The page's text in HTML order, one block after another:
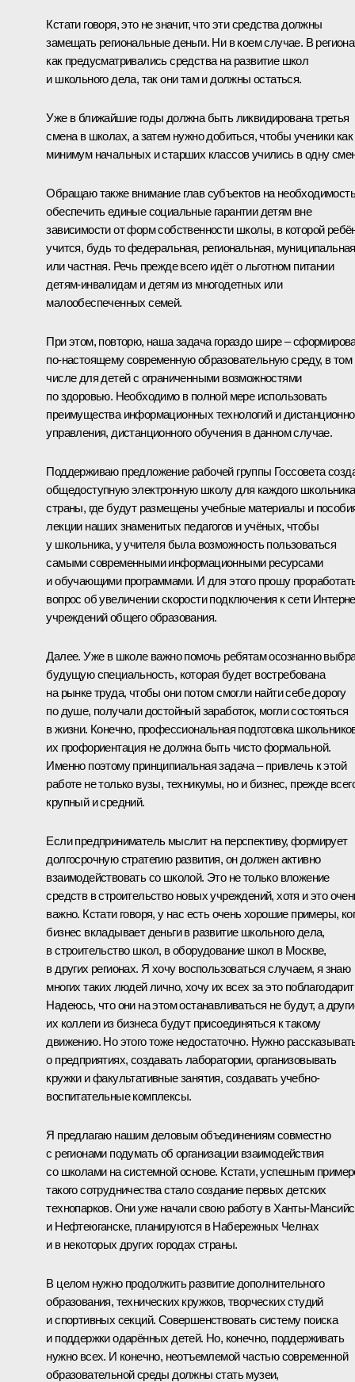
Кстати говоря, это не значит, что эти средства должны
замещать региональные деньги. Ни в коем случае. В
как предусматривались средства на развитие школ
и школьного дела, так они там и должны остаться.
Уже в ближайшие годы должна быть ликвидирована третья
смена в школах, а затем нужно добиться, чтобы ученики как
минимум начальных и старших классов учились в одну
Обращаю также внимание глав субъектов на необходимость
обеспечить единые социальные гарантии детям вне
зависимости от форм собственности школы, в которой
учится, будь то федеральная, региональная, муниципальная
или частная. Речь прежде всего идёт о льготном питании
детям-инвалидам и детям из многодетных или
малообеспеченных семей.
При этом, повторю, наша задача гораздо шире –
по‑настоящему современную образовательную среду, в том
числе для детей с ограниченными возможностями
по здоровью. Необходимо в полной мере использовать
преимущества информационных технологий и
управления, дистанционного обучения в данном случае.
Поддерживаю предложение рабочей группы Госсовета
общедоступную электронную школу для каждого школьника
страны, где будут размещены учебные материалы и
лекции наших знаменитых педагогов и учёных, чтобы
у школьника, у учителя была возможность пользоваться
самыми современными информационными ресурсами
и обучающими программами. И для этого прошу
вопрос об увеличении скорости подключения к сети
учреждений общего образования.
Далее. Уже в школе важно помочь ребятам осознанно
будущую специальность, которая будет востребована
на рынке труда, чтобы они потом смогли найти себе дорогу
по душе, получали достойный заработок, могли состояться
в жизни. Конечно, профессиональная подготовка
их профориентация не должна быть чисто формальной.
Именно поэтому принципиальная задача – привлечь к этой
работе не только вузы, техникумы, но и бизнес, прежде
крупный и средний.
Если предприниматель мыслит на перспективу, формирует
долгосрочную стратегию развития, он должен активно
взаимодействовать со школой. Это не только вложение
средств в строительство новых учреждений, хотя и это
важно. Кстати говоря, у нас есть очень хорошие примеры,
бизнес вкладывает деньги в развитие школьного дела,
в строительство школ, в оборудование школ в Москве,
в других регионах. Я хочу воспользоваться случаем, я знаю
многих таких людей лично, хочу их всех за это
Надеюсь, что они на этом останавливаться не будут, а
их коллеги из бизнеса будут присоединяться к такому
движению. Но этого тоже недостаточно. Нужно
о предприятиях, создавать лаборатории, организовывать
кружки и факультативные занятия, создавать учебно-
воспитательные комплексы.
Я предлагаю нашим деловым объединениям совместно
с регионами подумать об организации взаимодействия
со школами на системной основе. Кстати, успешным
такого сотрудничества стало создание первых детских
технопарков. Они уже начали свою работу в Ханты-
и Нефтеюганске, планируются в Набережных Челнах
и в некоторых других городах страны.
В целом нужно продолжить развитие дополнительного
образования, технических кружков, творческих студий
и спортивных секций. Совершенствовать систему поиска
и поддержки одарённых детей. Но, конечно, поддерживать
нужно всех. И конечно, неотъемлемой частью современной
образовательной среды должны стать музеи,